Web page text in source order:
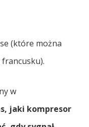
(które można
w
jaki kompresor